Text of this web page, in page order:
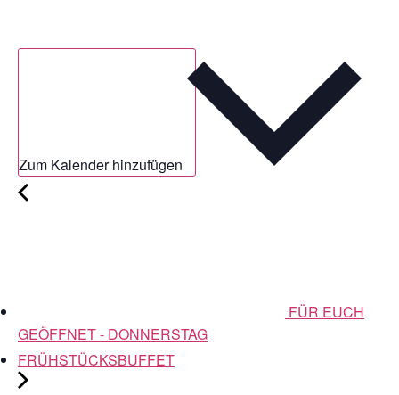
Zum Kalender hinzufügen
FÜR EUCH
GEÖFFNET - DONNERSTAG
FRÜHSTÜCKSBUFFET